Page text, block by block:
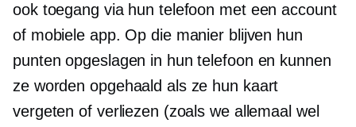
ook toegang via hun telefoon met een account
of mobiele app. Op die manier blijven hun
punten opgeslagen in hun telefoon en kunnen
ze worden opgehaald als ze hun kaart
vergeten of verliezen (zoals we allemaal wel